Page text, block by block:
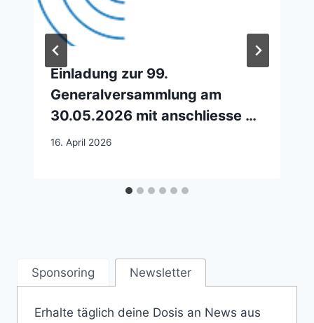
Einladung zur 99.
Generalversammlung am
30.05.2026 mit anschliesse …
16. April 2026
Sponsoring Newsletter
Erhalte täglich deine Dosis an News aus